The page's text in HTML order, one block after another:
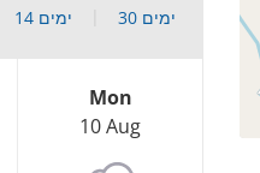
14 ימים 30 ימים
Mon
10 Aug